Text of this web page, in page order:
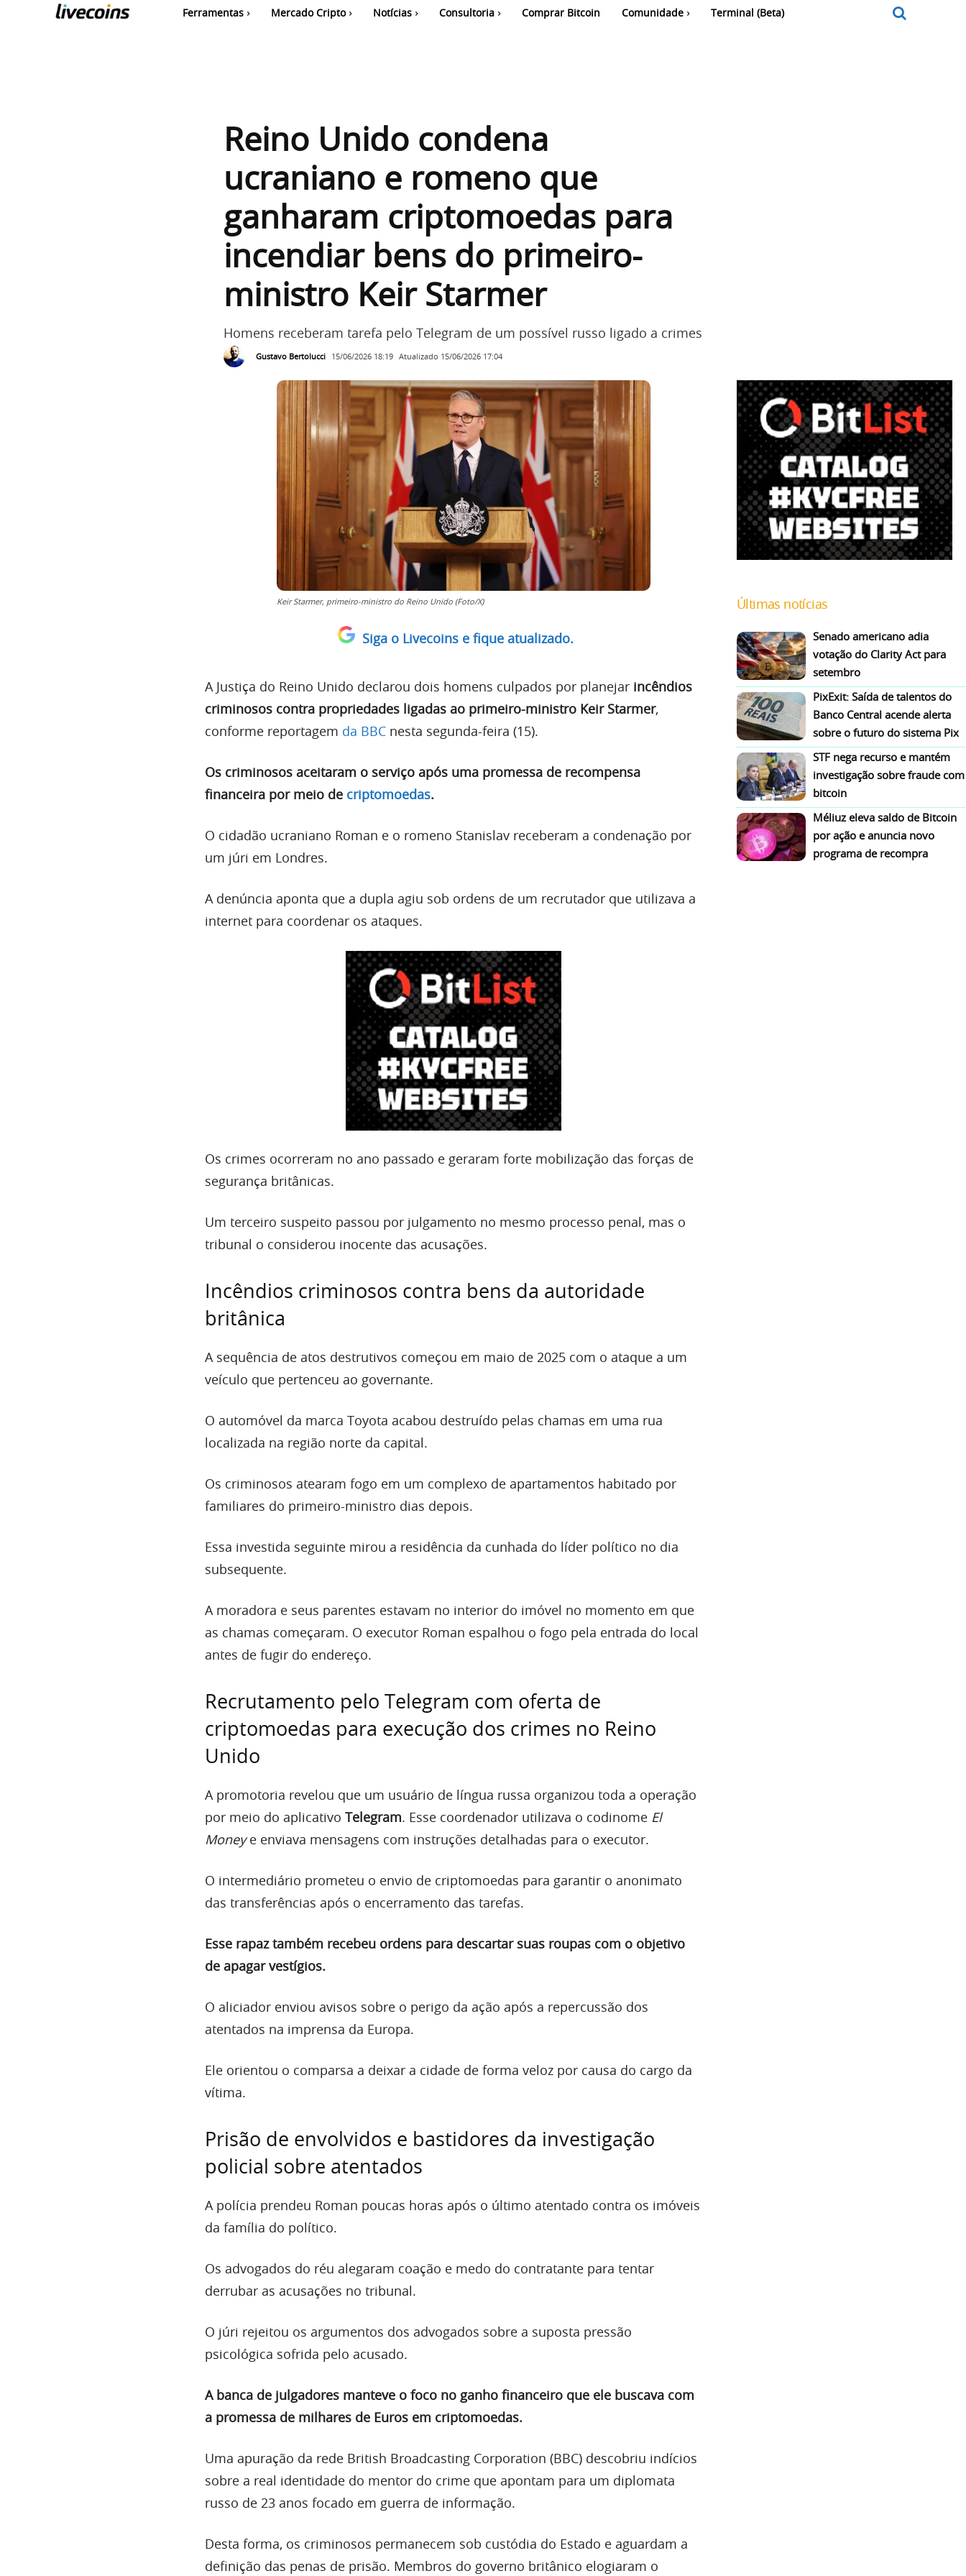
Ferramentas Mercado Cripto Notícias Consultoria Comprar Bitcoin Comunidade Terminal (Beta)
Reino Unido condena
ucraniano e romeno que
ganharam criptomoedas para
incendiar bens do primeiro-
ministro Keir Starmer
Homens receberam tarefa pelo Telegram de um possível russo ligado a crimes
Gustavo Bertolucci 15/06/2026 18:19 Atualizado 15/06/2026 17:04
Keir Starmer, primeiro-ministro do Reino Unido (Foto/X)
Siga o Livecoins e fique atualizado.
A Justiça do Reino Unido declarou dois homens culpados por planejar incêndios
criminosos contra propriedades ligadas ao primeiro-ministro Keir Starmer,
conforme reportagem da BBC nesta segunda-feira (15).
Os criminosos aceitaram o serviço após uma promessa de recompensa
financeira por meio de criptomoedas.
O cidadão ucraniano Roman e o romeno Stanislav receberam a condenação por
um júri em Londres.
A denúncia aponta que a dupla agiu sob ordens de um recrutador que utilizava a
internet para coordenar os ataques.
Os crimes ocorreram no ano passado e geraram forte mobilização das forças de
segurança britânicas.
Um terceiro suspeito passou por julgamento no mesmo processo penal, mas o
tribunal o considerou inocente das acusações.
Incêndios criminosos contra bens da autoridade
britânica
A sequência de atos destrutivos começou em maio de 2025 com o ataque a um
veículo que pertenceu ao governante.
O automóvel da marca Toyota acabou destruído pelas chamas em uma rua
localizada na região norte da capital.
Os criminosos atearam fogo em um complexo de apartamentos habitado por
familiares do primeiro-ministro dias depois.
Essa investida seguinte mirou a residência da cunhada do líder político no dia
subsequente.
A moradora e seus parentes estavam no interior do imóvel no momento em que
as chamas começaram. O executor Roman espalhou o fogo pela entrada do local
antes de fugir do endereço.
Recrutamento pelo Telegram com oferta de
criptomoedas para execução dos crimes no Reino
Unido
A promotoria revelou que um usuário de língua russa organizou toda a operação
por meio do aplicativo Telegram. Esse coordenador utilizava o codinome El
Moneye enviava mensagens com instruções detalhadas para o executor.
O intermediário prometeu o envio de criptomoedas para garantir o anonimato
das transferências após o encerramento das tarefas.
Esse rapaz também recebeu ordens para descartar suas roupas com o objetivo
de apagar vestígios.
O aliciador enviou avisos sobre o perigo da ação após a repercussão dos
atentados na imprensa da Europa.
Ele orientou o comparsa a deixar a cidade de forma veloz por causa do cargo da
vítima.
Prisão de envolvidos e bastidores da investigação
policial sobre atentados
A polícia prendeu Roman poucas horas após o último atentado contra os imóveis
da família do político.
Os advogados do réu alegaram coação e medo do contratante para tentar
derrubar as acusações no tribunal.
O júri rejeitou os argumentos dos advogados sobre a suposta pressão
psicológica sofrida pelo acusado.
A banca de julgadores manteve o foco no ganho financeiro que ele buscava com
a promessa de milhares de Euros em criptomoedas.
Uma apuração da rede British Broadcasting Corporation (BBC) descobriu indícios
sobre a real identidade do mentor do crime que apontam para um diplomata
russo de 23 anos focado em guerra de informação.
Desta forma, os criminosos permanecem sob custódia do Estado e aguardam a
definição das penas de prisão. Membros do governo britânico elogiaram o
Últimas notícias
Senado americano adia
votação do Clarity Act para
setembro
PixExit: Saída de talentos do
Banco Central acende alerta
sobre o futuro do sistema Pix
STF nega recurso e mantém
investigação sobre fraude com
bitcoin
Méliuz eleva saldo de Bitcoin
por ação e anuncia novo
programa de recompra